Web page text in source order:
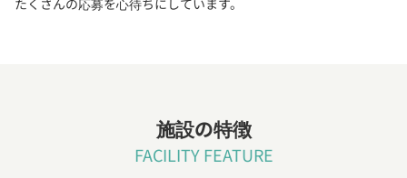
たくさんの応募を心待ちにしています。
施設の特徴
FACILITY FEATURE